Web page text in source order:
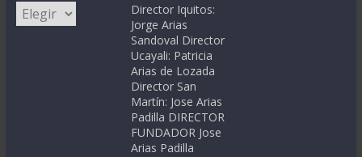
Categorías
Director Iquitos:
Jorge Arias
Sandoval Director
Ucayali: Patricia
Arias de Lozada
Director San
Martín: Jose Arias
Padilla DIRECTOR
FUNDADOR Jose
Arias Padilla